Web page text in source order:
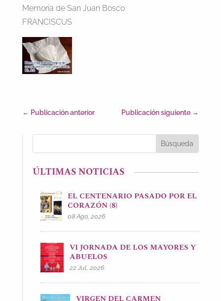
Memoria de San Juan Bosco
FRANCISCUS
← Publicación anterior Publicación siguiente →
ÚLTIMAS NOTICIAS
EL CENTENARIO PASADO POR EL
CORAZÓN (8)
08 Ago, 2026
VI JORNADA DE LOS MAYORES Y
ABUELOS
22 Jul, 2026